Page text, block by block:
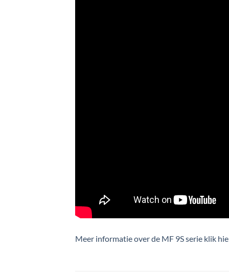
Meer informatie over de MF 9S serie klik